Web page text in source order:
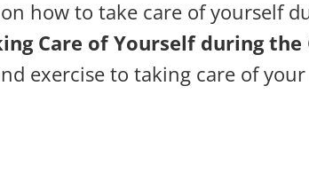
how to take care of yourself
Care of Yourself during the
exercise to taking care of